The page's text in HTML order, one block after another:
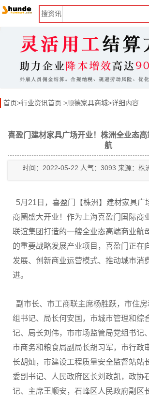
搜资讯
首页>行业资讯首页 >顺德家具商城>详细内容
喜盈门建材家具广场开业！株洲全业态
航
时间：2022-05-22 人气：3093 来源：株
5月21日，喜盈门【株洲】建材家具广
商圈盛大开业！作为上海喜盈门国际商
联谊集团打造的一艘全业态高端商业航
的重要战略发展产业项目，喜盈门正在
发展、创新商业运营模式、推动城市消
进。
副市长、市工商联主席杨胜跃，市住
组书记、局长何安国，市城市管理和综
记、局长刘伟，市市场监管局党组书记
市商务和粮食局副局长胡习军，市行政
长胡灿，市建设工程质量安全监督站站
委副书记、人民政府区长刘政凯，政协
记、主席王顺安，石峰区人民政府副区